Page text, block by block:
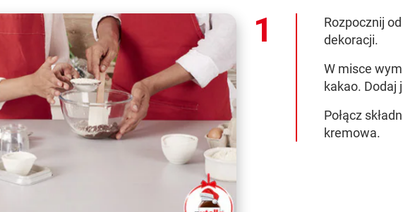
Rozpocznij
dekoracji.
W misce
kakao. Dodaj
Połącz
kremowa.